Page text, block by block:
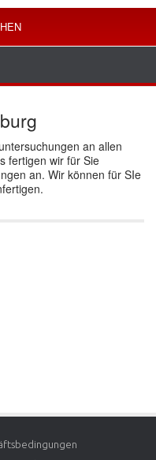
an allen
fertigen wir für Sie
an. Wir können für SIe